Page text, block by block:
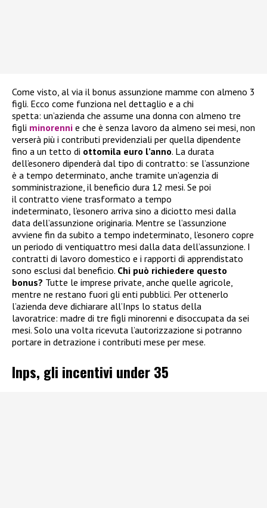
Come visto, al via il bonus assunzione mamme con almeno 3
figli. Ecco come funziona nel dettaglio e a chi
spetta: un’azienda che assume una donna con almeno tre
figli minorenni e che è senza lavoro da almeno sei mesi, non
verserà più i contributi previdenziali per quella dipendente
fino a un tetto di ottomila euro l’anno. La durata
dell’esonero dipenderà dal tipo di contratto: se l’assunzione
è a tempo determinato, anche tramite un’agenzia di
somministrazione, il beneficio dura 12 mesi. Se poi
il contratto viene trasformato a tempo
indeterminato, l’esonero arriva sino a diciotto mesi dalla
data dell’assunzione originaria. Mentre se l’assunzione
avviene fin da subito a tempo indeterminato, l’esonero copre
un periodo di ventiquattro mesi dalla data dell’assunzione. I
contratti di lavoro domestico e i rapporti di apprendistato
sono esclusi dal beneficio. Chi può richiedere questo
bonus? Tutte le imprese private, anche quelle agricole,
mentre ne restano fuori gli enti pubblici. Per ottenerlo
l’azienda deve dichiarare all’Inps lo status della
lavoratrice: madre di tre figli minorenni e disoccupata da sei
mesi. Solo una volta ricevuta l’autorizzazione si potranno
portare in detrazione i contributi mese per mese.
Inps, gli incentivi under 35